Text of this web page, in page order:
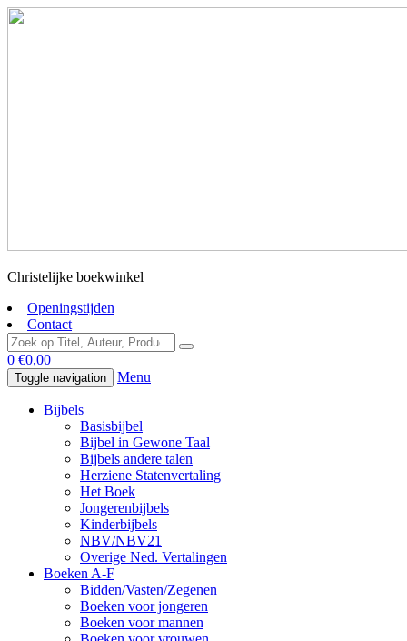
Christelijke boekwinkel
Openingstijden
Contact
0 €0,00
Toggle navigation Menu
Bijbels
Basisbijbel
Bijbel in Gewone Taal
Bijbels andere talen
Herziene Statenvertaling
Het Boek
Jongerenbijbels
Kinderbijbels
NBV/NBV21
Overige Ned. Vertalingen
Boeken A-F
Bidden/Vasten/Zegenen
Boeken voor jongeren
Boeken voor mannen